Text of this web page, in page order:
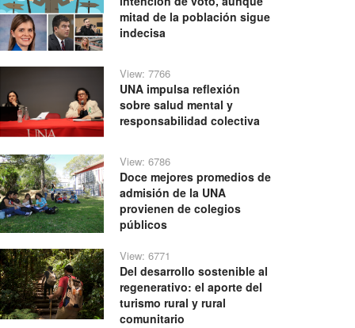
mitad de la población sigue
indecisa
View: 7766
UNA impulsa reflexión
sobre salud mental y
responsabilidad colectiva
View: 6786
Doce mejores promedios de
admisión de la UNA
provienen de colegios
públicos
View: 6771
Del desarrollo sostenible al
regenerativo: el aporte del
turismo rural y rural
comunitario